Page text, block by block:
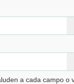
a cada campo